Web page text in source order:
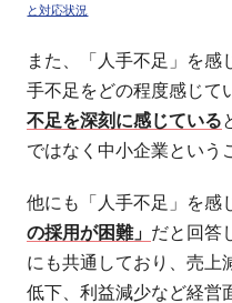
と対応状況
また、「人手不足」を感
手不足をどの程度感じて
不足を深刻に感じている
ではなく中小企業という
他にも「人手不足」を感
の採用が困難」 だと回答
にも共通しており、売上
低下、利益減少など経営